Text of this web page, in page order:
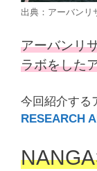
出典：アーバンリ
アーバンリ
ラボをした
今回紹介する
RESEARCH